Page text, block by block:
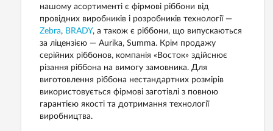
нашому асортименті є фірмові ріббони від
провідних виробників і розробників технології —
Zebra, BRADY, а також є ріббони, що випускаються
за ліцензією — Aurika, Summa. Крім продажу
серійних ріббонов, компанія «Восток» здійснює
різання ріббона на вимогу замовника. Для
виготовлення ріббона нестандартних розмірів
використовується фірмові заготівлі з повною
гарантією якості та дотримання технології
виробництва.